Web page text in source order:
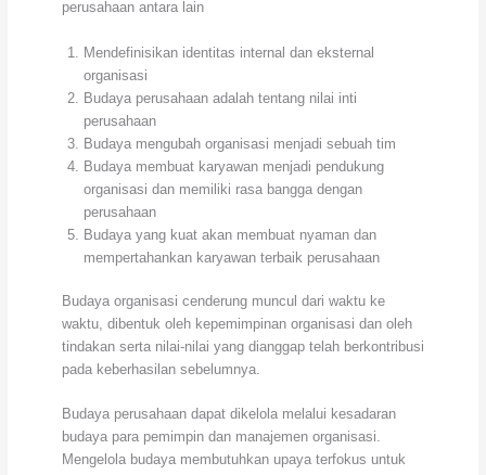
perusahaan antara lain
Mendefinisikan identitas internal dan eksternal
organisasi
Budaya perusahaan adalah tentang nilai inti
perusahaan
Budaya mengubah organisasi menjadi sebuah tim
Budaya membuat karyawan menjadi pendukung
organisasi dan memiliki rasa bangga dengan
perusahaan
Budaya yang kuat akan membuat nyaman dan
mempertahankan karyawan terbaik perusahaan
Budaya organisasi cenderung muncul dari waktu ke
waktu, dibentuk oleh kepemimpinan organisasi dan oleh
tindakan serta nilai-nilai yang dianggap telah berkontribusi
pada keberhasilan sebelumnya.
Budaya perusahaan dapat dikelola melalui kesadaran
budaya para pemimpin dan manajemen organisasi.
Mengelola budaya membutuhkan upaya terfokus untuk